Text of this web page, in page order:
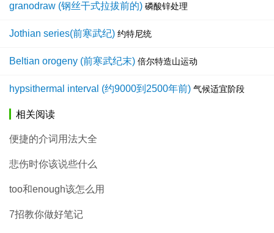
granodraw (钢丝干式拉拔前的) 磷酸锌处理
Jothian series(前寒武纪) 约特尼统
Beltian orogeny (前寒武纪末) 倍尔特造山运动
hypsithermal interval (约9000到2500年前) 气候适宜阶段
相关阅读
便捷的介词用法大全
悲伤时你该说些什么
too和enough该怎么用
7招教你做好笔记